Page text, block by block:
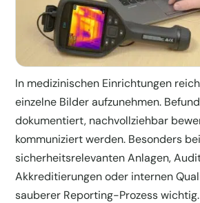
In medizinischen Einrichtungen
einzelne Bilder aufzunehmen.
dokumentiert, nachvollziehbar
kommuniziert werden. Besonders bei
sicherheitsrelevanten Anlagen,
Akkreditierungen oder internen
sauberer Reporting-Prozess wichtig.